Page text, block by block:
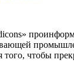
того, чтобы